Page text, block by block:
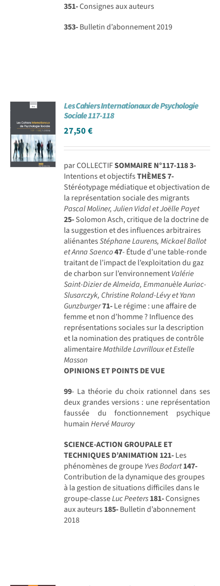
351-Consignes aux auteurs
353-Bulletin d’abonnement 2019
Les Cahiers Internationaux de Psychologie
Sociale 117-118
27,50€
par COLLECTIFSOMMAIRE N°117-1183-
Intentions et objectifsTHÈMES7-
Stéréotypage médiatique et objectivation de
la représentation sociale des migrants
Pascal Moliner, Julien Vidal et Joëlle Payet
25-Solomon Asch, critique de la doctrine de
la suggestion et des influences arbitraires
aliénantesStéphane Laurens, Mickael Ballot
et Anna Saenco47- Étude d’une table-ronde
traitant de l’impact de l’exploitation du gaz
de charbon sur l’environnementValérie
Saint-Dizier de Almeida, Emmanuèle Auriac-
Slusarczyk, Christine Roland-Lévy et Yann
Gunzburger71-Le régime : une affaire de
femme et non d’homme ? Influence des
représentations sociales sur la description
et la nomination des pratiques de contrôle
alimentaireMathilde Lavrilloux et Estelle
Masson
OPINIONS ET POINTS DE VUE
99- La théorie du choix rationnel dans ses
deux grandes versions : une représentation
faussée du fonctionnement psychique
humainHervé Mauroy
SCIENCE-ACTION GROUPALE ET
TECHNIQUES D’ANIMATION 121-Les
phénomènes de groupeYves Bodart147-
Contribution de la dynamique des groupes
à la gestion de situations difficiles dans le
groupe-classeLuc Peeters181-Consignes
aux auteurs 185-Bulletin d’abonnement
2018